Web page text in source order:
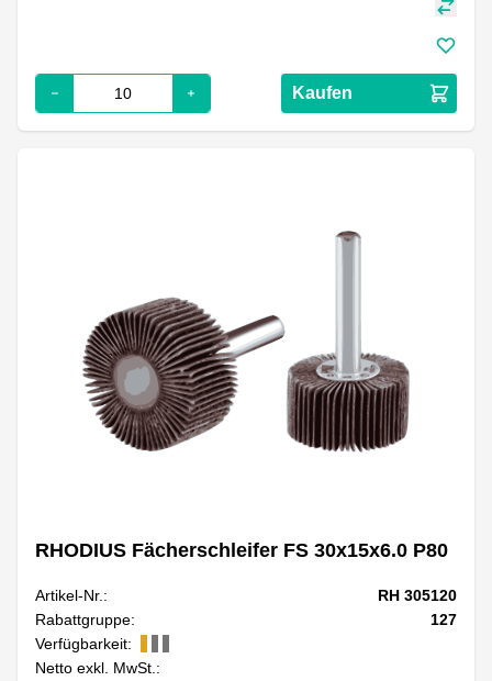
Kaufen
RHODIUS Fächerschleifer FS 30x15x6.0 P80
Artikel-Nr.:
RH 305120
Rabattgruppe:
127
Verfügbarkeit:
Netto exkl. MwSt.: